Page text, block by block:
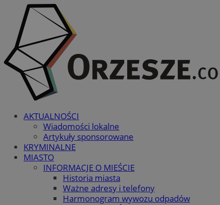
AKTUALNOŚCI
Wiadomości lokalne
Artykuły sponsorowane
KRYMINALNE
MIASTO
INFORMACJE O MIEŚCIE
Historia miasta
Ważne adresy i telefony
Harmonogram wywozu odpadów